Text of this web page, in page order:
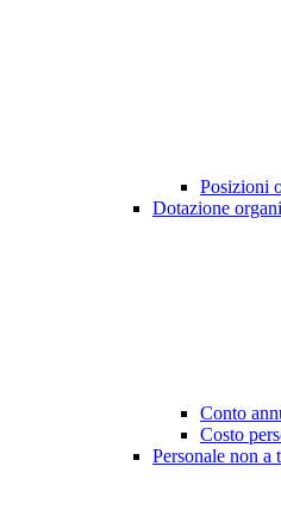
Posizioni
Dotazione
Conto
Costo
Personale non a